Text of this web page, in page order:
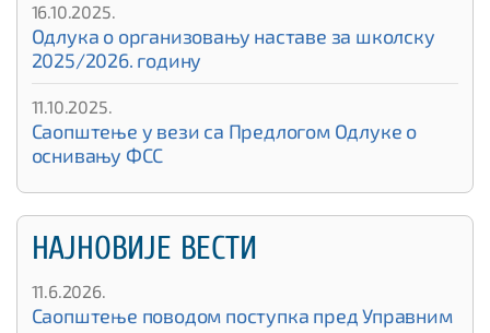
16.10.2025.
Одлука о организовању наставе за школску
2025/2026. годину
11.10.2025.
Саопштење у вези са Предлогом Одлуке о
оснивању ФСС
НАЈНОВИЈЕ ВЕСТИ
11.6.2026.
Саопштење поводом поступка пред Управним